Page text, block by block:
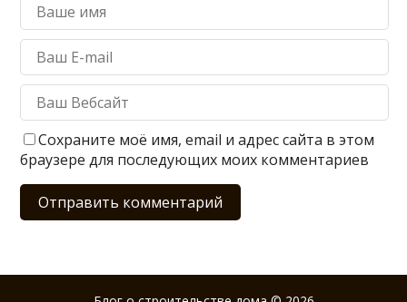
Сохраните моё имя, email и адрес сайта в этом
браузере для последующих моих комментариев